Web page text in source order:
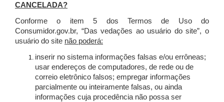
CANCELADA?
Conforme o item 5 dos Termos de Uso do
Consumidor.gov.br, “Das vedações ao usuário do site”, o
usuário do site não poderá:
inserir no sistema informações falsas e/ou errôneas;
usar endereços de computadores, de rede ou de
correio eletrônico falsos; empregar informações
parcialmente ou inteiramente falsas, ou ainda
informações cuja procedência não possa ser